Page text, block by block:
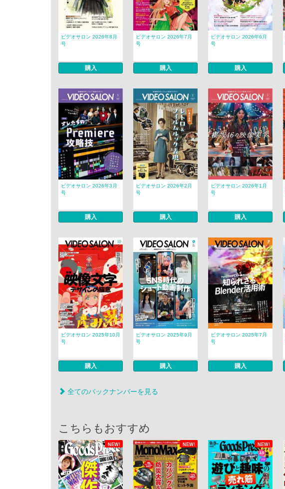
ビデオサロン 2026年8月
号
購入
ビデオサロン 2026年7月
号
購入
ビデオサロン 2026年6月
号
購入
ビデオサロン 2026年3月
号
購入
ビデオサロン 2026年2月
号
購入
ビデオサロン 2026年1月
号
購入
ビデオサロン 2025年10月
号
購入
ビデオサロン 2025年9月
号
購入
ビデオサロン 2025年7月
号
購入
全てのバックナンバーを見る
こちらもおすすめ
NEW! NEW! NEW!